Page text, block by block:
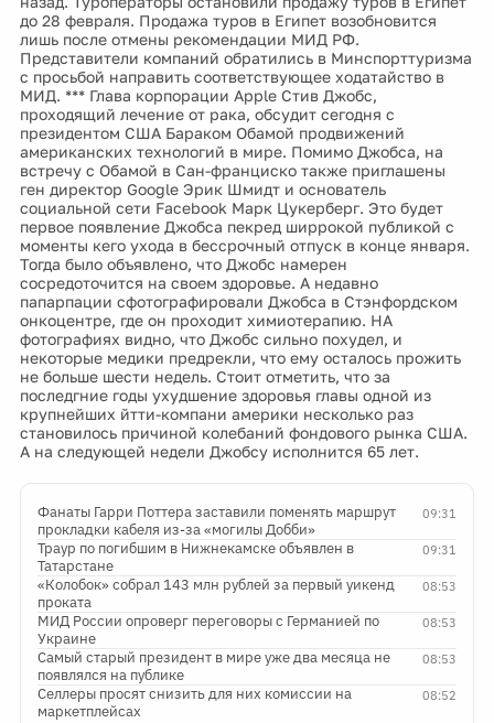
до 28 февраля. Продажа туров в Египет возобновится
лишь после отмены рекомендации МИД РФ.
Представители компаний обратились в Минспорттуризма
с просьбой направить соответствующее ходатайство в
МИД. *** Глава корпорации Apple Стив Джобс,
проходящий лечение от рака, обсудит сегодня с
президентом США Бараком Обамой продвижений
американских технологий в мире. Помимо Джобса, на
встречу с Обамой в Сан-франциско также приглашены
ген директор Google Эрик Шмидт и основатель
социальной сети Facebook Марк Цукерберг. Это будет
первое появление Джобса пекред ширрокой публикой с
моменты кего ухода в бессрочный отпуск в конце января.
Тогда было объявлено, что Джобс намерен
сосредоточится на своем здоровье. А недавно
папарпации сфотографировали Джобса в Стэнфордском
онкоцентре, где он проходит химиотерапию. НА
фотографиях видно, что Джобс сильно похудел, и
некоторые медики предрекли, что ему осталось прожить
не больше шести недель. Стоит отметить, что за
последгние годы ухудшение здоровья главы одной из
крупнейших йтти-компани америки несколько раз
становилось причиной колебаний фондового рынка США.
А на следующей недели Джобсу исполнится 65 лет.
09:31
Фанаты Гарри Поттера заставили поменять маршрут
прокладки кабеля из-за «могилы Добби»
09:31
Траур по погибшим в Нижнекамске объявлен в
Татарстане
08:53
«Колобок» собрал 143 млн рублей за первый уикенд
проката
08:53
МИД России опроверг переговоры с Германией по
Украине
08:53
Самый старый президент в мире уже два месяца не
появлялся на публике
08:52
Селлеры просят снизить для них комиссии на
маркетплейсах